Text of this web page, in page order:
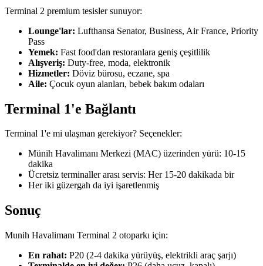
Terminal 2 premium tesisler sunuyor:
Lounge'lar: Lufthansa Senator, Business, Air France, Priority
Pass
Yemek: Fast food'dan restoranlara geniş çeşitlilik
Alışveriş: Duty-free, moda, elektronik
Hizmetler: Döviz bürosu, eczane, spa
Aile: Çocuk oyun alanları, bebek bakım odaları
Terminal 1'e Bağlantı
Terminal 1'e mi ulaşman gerekiyor? Seçenekler:
Münih Havalimanı Merkezi (MAC) üzerinden yürü: 10-15
dakika
Ücretsiz terminaller arası servis: Her 15-20 dakikada bir
Her iki güzergah da iyi işaretlenmiş
Sonuç
Munih Havalimanı Terminal 2 otoparkı için:
En rahat: P20 (2-4 dakika yürüyüş, elektrikli araç şarjı)